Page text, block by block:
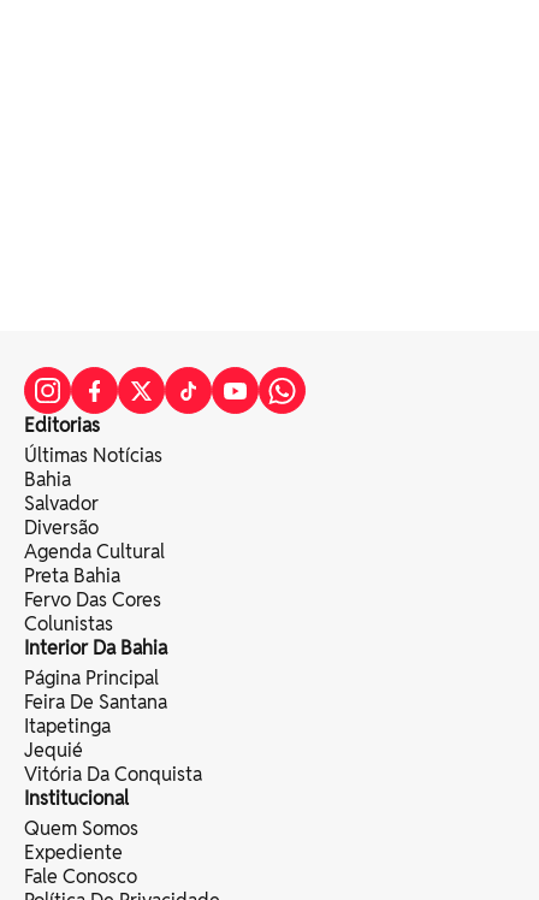
Editorias
Últimas Notícias
Bahia
Salvador
Diversão
Agenda Cultural
Preta Bahia
Fervo Das Cores
Colunistas
Interior Da Bahia
Página Principal
Feira De Santana
Itapetinga
Jequié
Vitória Da Conquista
Institucional
Quem Somos
Expediente
Fale Conosco